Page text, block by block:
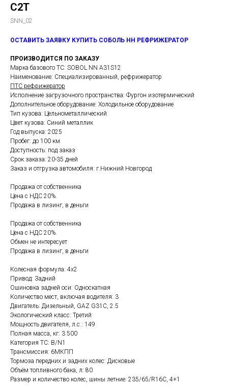
С2Т
SNN_02
ОСТАВИТЬ ЗАЯВКУ КУПИТЬ СОБОЛЬ НН РЕФРИЖЕРАТОР
ПРОИЗВОДИТСЯ ПО ЗАКАЗУ
Марка базового ТС: SOBOL NN A31S12
Наименование: Специализированный, рефрижератор
ПТС рефрижератор
Исполнение загрузочного пространства: Фургон изотермический
Дополнительное оборудование: Холодильное оборудование
Тип кузова: Цельнометаллический
Цвет кузова: Синий металлик
Год выпуска: 2025
Пробег: до 100 км
Доступность: под заказ
Срок заказа: 20-35 дней
Заказ и отгрузка автомобиля: г.Нижний Новгород
Продажа от собственника
Цена с НДС 20%.
Продажа в лизинг, в деньги
Продажа от собственника
Цена с НДС 20%.
Обмен не интересует
Продажа в лизинг, в деньги
Колесная формула: 4х2
Привод: Задний
Ошиновка задней оси: Односкатная
Количество мест, включая водителя: 3
Двигатель: Дизельный, GAZ G31C, 2.5
Экологический класс: Третий
Мощность двигателя, л.с.: 149
Полная масса, кг: 3 500
Категория ТС: B/N1
Трансмиссия: 6МКПП
Тормоза передних и задних колес: Дисковые
Объём топливного бака, л: 80
Размер и количество колес, шины летние: 235/65/R16C, 4+1